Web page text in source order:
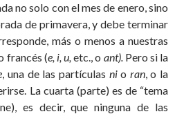
no solo con el mes de enero, sino
de primavera, y debe terminar
más o menos a nuestras
francés (e, i, u, etc., o ant).Pero si la
, una de las partículas nio ran, o la
La cuarta (parte) es de “tema
es decir, que ninguna de las